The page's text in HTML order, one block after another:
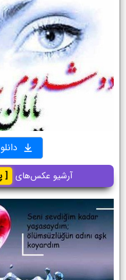
آرشیو عکس‌های [